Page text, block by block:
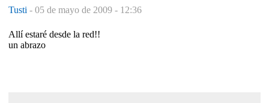
Tusti - 05 de mayo de 2009 - 12:36
Allí estaré desde la red!!
un abrazo